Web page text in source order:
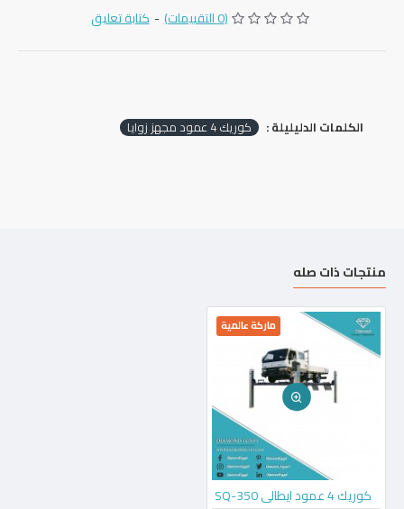
(0 التقييمات) - كتابة تعليق
الكلمات الدليليلة : كوريك 4 عمود مجهز زوايا
منتجات ذات صله
ماركة عالمية
كوريك 4 عمود ايطالي SQ-350